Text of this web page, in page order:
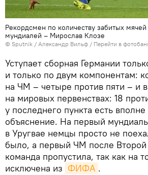
Рекордсмен по количеству забитых
мундиалей – Мирослав Клозе
© Sputnik / Александр Вильф / Перейти в
Уступает сборная Германии
и только по двум компонентам:
на ЧМ – четыре против пяти – и в
на мировых первенствах: 18
у последнего пункта есть
объяснение. На первый
в Уругвае немцы просто не
было, а первый ЧМ после
команда пропустила, так как на
исключена из ФИФА .